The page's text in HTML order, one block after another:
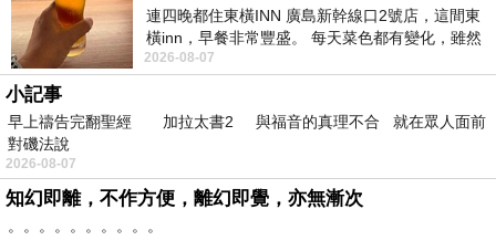
連四晚都住東橫INN 廣島新幹線口2號店，這間東
橫inn，早餐非常豐盛。 每天菜色都有變化，雖然
看到工作人員拿出料理包加熱，但
2026-08-07
小記事
早上禱告完翻聖經 加拉太書2 與福音的真理不合 就在眾人面前
對磯法說
2026-08-07
知幻即離，不作方便，離幻即覺，亦無漸次
。。。。。。。。。。